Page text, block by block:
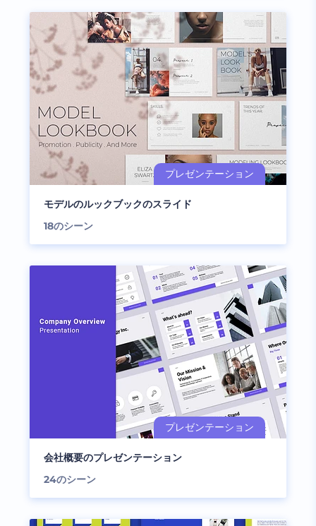
モデルのルックブックのスライド
18のシーン
会社概要のプレゼンテーション
24のシーン